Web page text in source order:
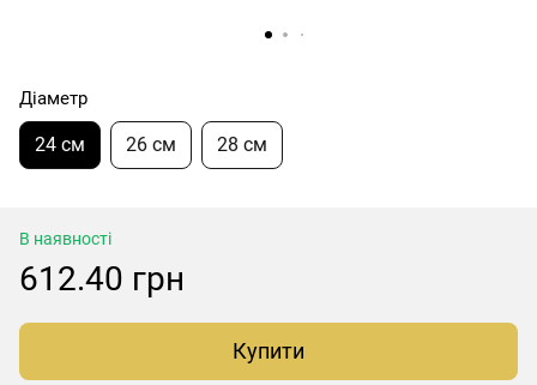
Діаметр
24 см 26 см 28 см
В наявності
612.40 грн
Купити